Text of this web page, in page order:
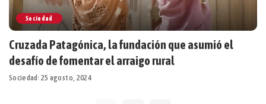
Sociedad
Cruzada Patagónica, la fundación que asumió el
desafío de fomentar el arraigo rural
Sociedad 25 agosto, 2024